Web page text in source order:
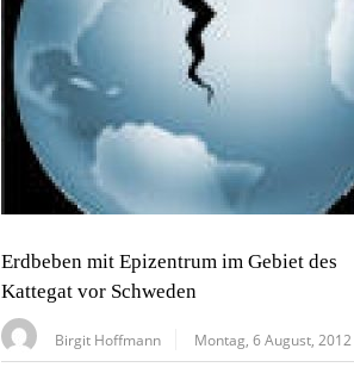
Erdbeben mit Epizentrum im Gebiet des
Kattegat vor Schweden
Birgit Hoffmann Montag, 6 August, 2012